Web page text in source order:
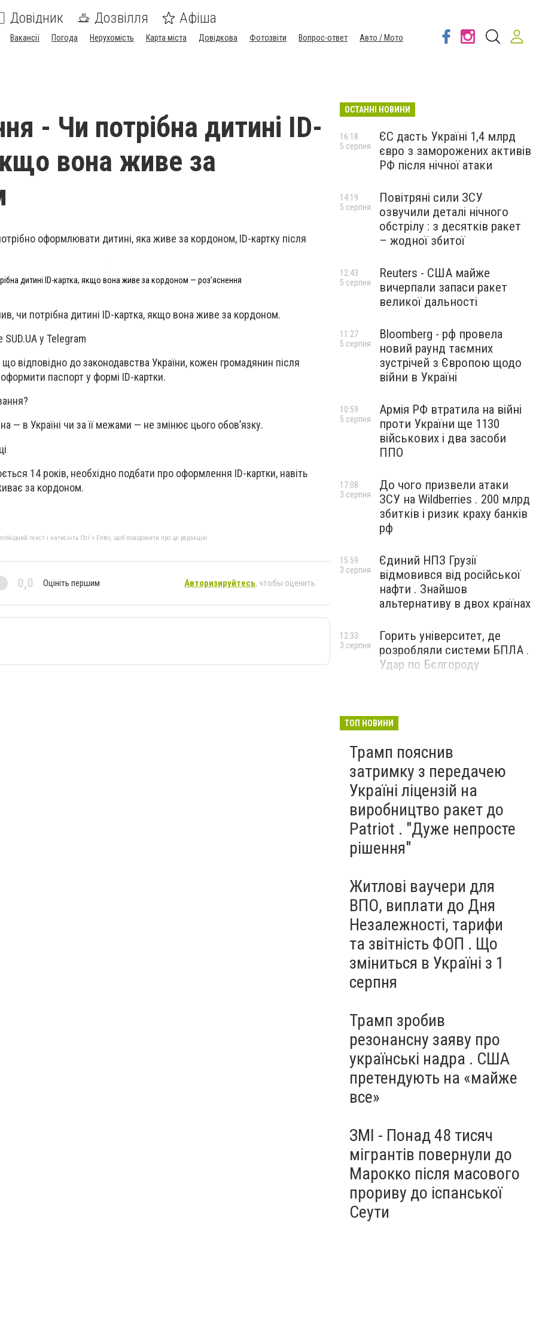
Довідник Дозвілля Афіша
Вакансії Погода Нерухомість Карта міста Довідкова Фотозвіти Вопрос-ответ
Авто / Мото
- Чи потрібна дитині ID-
вона живе за
оформлювати дитині, яка живе за кордоном, ID-картку після
дитині ID-картка, якщо вона живе за кордоном — роз’яснення
чи потрібна дитині ID-картка, якщо вона живе за кордоном.
SUD.UA у Telegram
відповідно до законодавства України, кожен громадянин після
паспорт у формі ID-картки.
— в Україні чи за її межами — не змінює цього обов’язку.
14 років, необхідно подбати про оформлення ID-картки, навіть
за кордоном.
текст і натисніть Ctrl + Enter, щоб повідомити про це редакцію
0,0 Оцініть першим Авторизируйтесь, чтобы оценить
ОСТАННІ НОВИНИ
ЄС дасть Україні 1,4 млрд
євро з заморожених активів
РФ після нічної атаки
16:18
5 серпня
Повітряні сили ЗСУ
озвучили деталі нічного
обстрілу : з десятків ракет
– жодної збитої
14:19
5 серпня
Reuters - США майже
вичерпали запаси ракет
великої дальності
12:43
5 серпня
Bloomberg - рф провела
новий раунд таємних
зустрічей з Європою щодо
війни в Україні
11:27
5 серпня
Армія РФ втратила на війні
проти України ще 1130
військових і два засоби
ППО
10:59
5 серпня
До чого призвели атаки
ЗСУ на Wildberries . 200 млрд
збитків і ризик краху банків
рф
17:08
3 серпня
Єдиний НПЗ Грузії
відмовився від російської
нафти . Знайшов
альтернативу в двох країнах
15:59
3 серпня
Горить університет, де
розробляли системи БПЛА .
Удар по Бєлгороду
12:33
3 серпня
ТОП НОВИНИ
Трамп пояснив
затримку з передачею
Україні ліцензій на
виробництво ракет до
Patriot . "Дуже непросте
рішення"
Житлові ваучери для
ВПО, виплати до Дня
Незалежності, тарифи
та звітність ФОП . Що
зміниться в Україні з 1
серпня
Трамп зробив
резонансну заяву про
українські надра . США
претендують на «майже
все»
ЗМІ - Понад 48 тисяч
мігрантів повернули до
Марокко після масового
прориву до іспанської
Сеути